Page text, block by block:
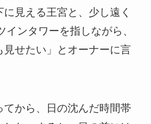
見える王宮と、少し遠く
ンタワーを指しながら、
見せたい」とオーナーに言
から、日の沈んだ時間帯